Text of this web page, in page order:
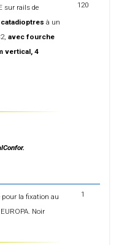
sur rails de
à un
avec fourche
vertical, 4
120
pour la fixation au
Noir
1